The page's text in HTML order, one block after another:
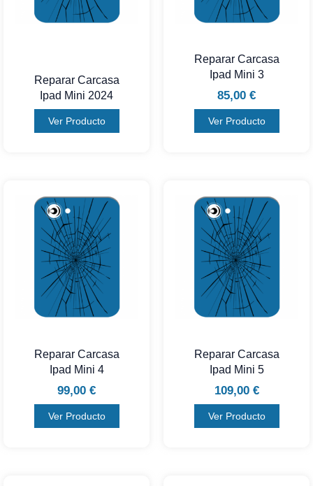
Reparar Carcasa
Ipad Mini 2024
Ver Producto
Reparar Carcasa
Ipad Mini 3
85,00 €
Ver Producto
Reparar Carcasa
Ipad Mini 4
99,00 €
Ver Producto
Reparar Carcasa
Ipad Mini 5
109,00 €
Ver Producto